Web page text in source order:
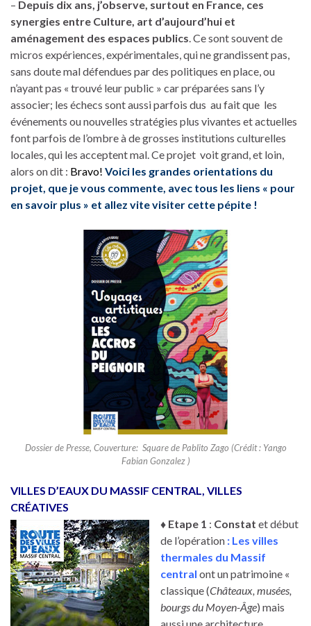
– Depuis dix ans, j’observe, surtout en France, ces
synergies entre Culture, art d’aujourd’hui et
aménagement des espaces publics . Ce sont souvent de
micros expériences, expérimentales, qui ne grandissent pas,
sans doute mal défendues par des politiques en place, ou
n’ayant pas « trouvé leur public » car préparées sans l’y
associer; les échecs sont aussi parfois dus au fait que les
événements ou nouvelles stratégies plus vivantes et actuelles
font parfois de l’ombre à de grosses institutions culturelles
locales, qui les acceptent mal. Ce projet voit grand, et loin,
alors on dit : Bravo! Voici les grandes orientations du
projet, que je vous commente, avec tous les liens « pour
en savoir plus » et allez vite visiter cette pépite !
Dossier de Presse, Couverture: Square de Pablito Zago (Crédit : Yango
Fabian Gonzalez )
VILLES D’EAUX DU MASSIF CENTRAL, VILLES
CRÉATIVES
♦ Etape 1 : Constat et début
de l’opération : Les villes
thermales du Massif
central ont un patrimoine «
classique (Châteaux, musées,
bourgs du Moyen-Âge) mais